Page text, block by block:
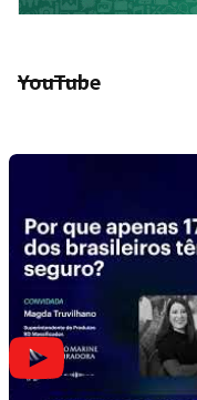
YouTube